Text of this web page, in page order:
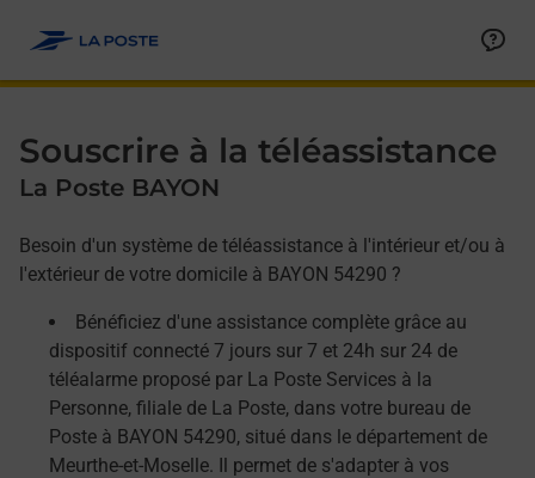
Souscrire à la téléassistance
La Poste BAYON
Besoin d'un système de téléassistance à l'intérieur et/ou à
l'extérieur de votre domicile à BAYON 54290 ?
Bénéficiez d'une assistance complète grâce au
dispositif connecté 7 jours sur 7 et 24h sur 24 de
téléalarme proposé par La Poste Services à la
Personne, filiale de La Poste, dans votre bureau de
Poste à BAYON 54290, situé dans le département de
Meurthe-et-Moselle. Il permet de s'adapter à vos